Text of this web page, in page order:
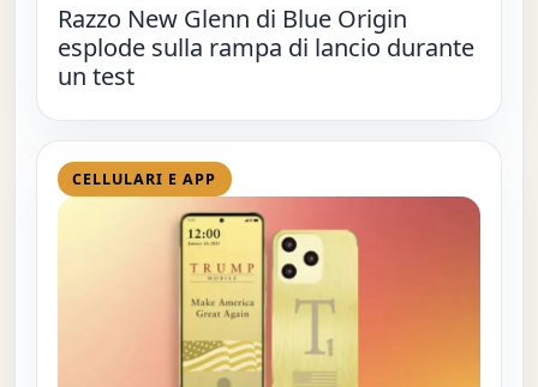
Razzo New Glenn di Blue Origin
esplode sulla rampa di lancio durante
un test
CELLULARI E APP